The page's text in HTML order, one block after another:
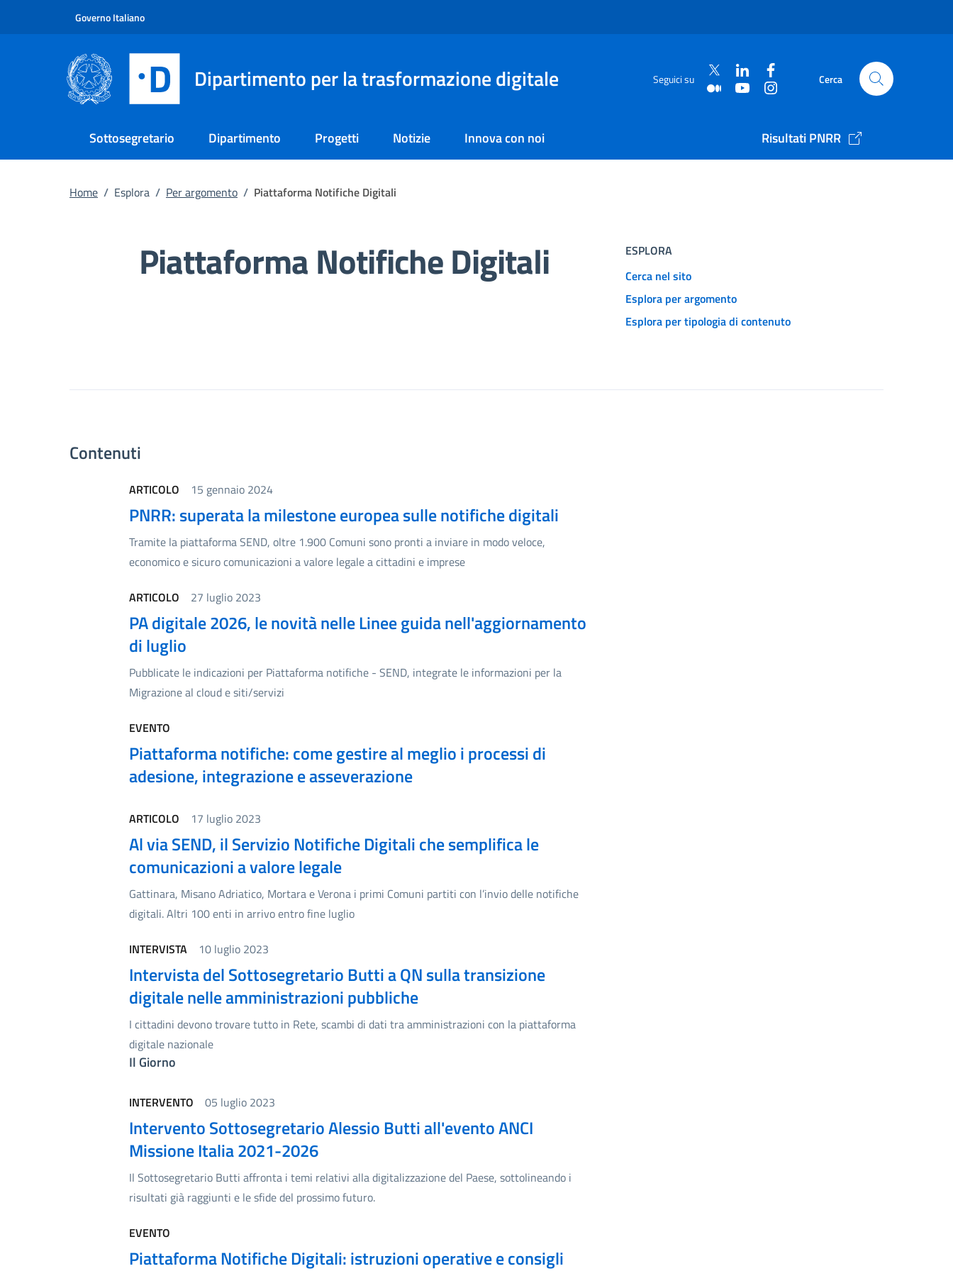
Governo Italiano
Dipartimento per la trasformazione digitale Seguici su Cerca
Sottosegretario Dipartimento Progetti Notizie Innova con noi Risultati PNRR
Home / Esplora / Per argomento / Piattaforma Notifiche Digitali
Piattaforma Notifiche Digitali
ESPLORA
Cerca nel sito
Esplora per argomento
Esplora per tipologia di contenuto
Contenuti
ARTICOLO 15 gennaio 2024
PNRR: superata la milestone europea sulle notifiche digitali
Tramite la piattaforma SEND, oltre 1.900 Comuni sono pronti a inviare in modo veloce,
economico e sicuro comunicazioni a valore legale a cittadini e imprese
ARTICOLO 27 luglio 2023
PA digitale 2026, le novità nelle Linee guida nell'aggiornamento
di luglio
Pubblicate le indicazioni per Piattaforma notifiche - SEND, integrate le informazioni per la
Migrazione al cloud e siti/servizi
EVENTO
Piattaforma notifiche: come gestire al meglio i processi di
adesione, integrazione e asseverazione
ARTICOLO 17 luglio 2023
Al via SEND, il Servizio Notifiche Digitali che semplifica le
comunicazioni a valore legale
Gattinara, Misano Adriatico, Mortara e Verona i primi Comuni partiti con l’invio delle notifiche
digitali. Altri 100 enti in arrivo entro fine luglio
INTERVISTA 10 luglio 2023
Intervista del Sottosegretario Butti a QN sulla transizione
digitale nelle amministrazioni pubbliche
I cittadini devono trovare tutto in Rete, scambi di dati tra amministrazioni con la piattaforma
digitale nazionale
Il Giorno
INTERVENTO 05 luglio 2023
Intervento Sottosegretario Alessio Butti all'evento ANCI
Missione Italia 2021-2026
Il Sottosegretario Butti affronta i temi relativi alla digitalizzazione del Paese, sottolineando i
risultati già raggiunti e le sfide del prossimo futuro.
EVENTO
Piattaforma Notifiche Digitali: istruzioni operative e consigli